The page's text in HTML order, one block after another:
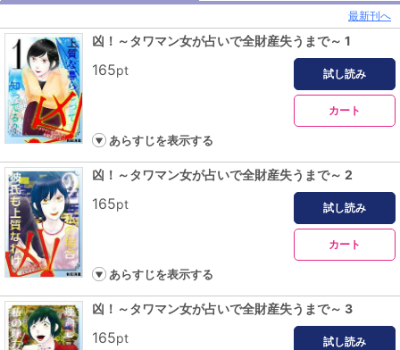
最新刊へ
凶！～タワマン女が占いで全財産失うまで～ 1
165pt 試し読み
カート
あらすじを表示する
凶！～タワマン女が占いで全財産失うまで～ 2
165pt 試し読み
カート
あらすじを表示する
凶！～タワマン女が占いで全財産失うまで～ 3
165pt 試し読み